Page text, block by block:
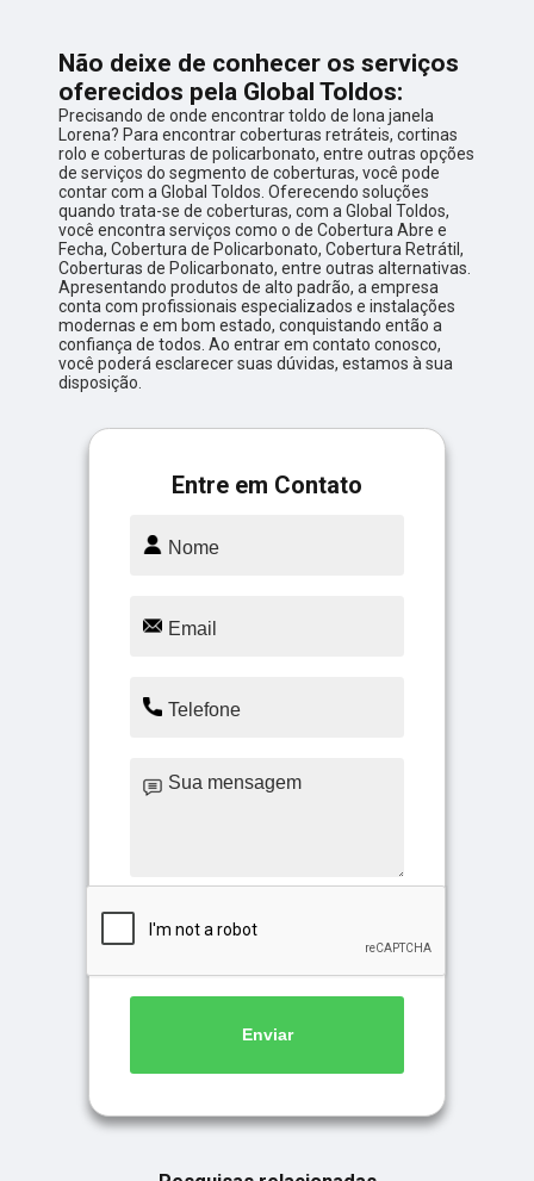
Não deixe de conhecer os serviços
oferecidos pela Global Toldos:
Precisando de onde encontrar toldo de lona janela
Lorena? Para encontrar coberturas retráteis, cortinas
rolo e coberturas de policarbonato, entre outras opções
de serviços do segmento de coberturas, você pode
contar com a Global Toldos. Oferecendo soluções
quando trata-se de coberturas, com a Global Toldos,
você encontra serviços como o de Cobertura Abre e
Fecha, Cobertura de Policarbonato, Cobertura Retrátil,
Coberturas de Policarbonato, entre outras alternativas.
Apresentando produtos de alto padrão, a empresa
conta com profissionais especializados e instalações
modernas e em bom estado, conquistando então a
confiança de todos. Ao entrar em contato conosco,
você poderá esclarecer suas dúvidas, estamos à sua
disposição.
Entre em Contato
Enviar